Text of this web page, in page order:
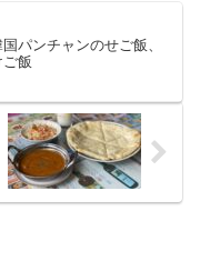
パンチャンのせご飯、
飯